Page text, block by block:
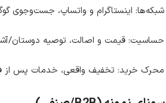
شبکه‌ها: اینستاگرام و واتساپ، جست‌وجوی
حساسیت: قیمت و اصالت، توصیه دوستان/
محرک خرید: تخفیف واقعی، خدمات پس از